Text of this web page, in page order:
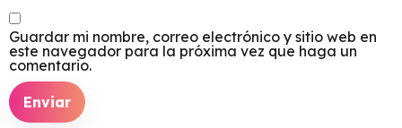
Guardar mi nombre, correo electrónico y sitio web en
este navegador para la próxima vez que haga un
comentario.